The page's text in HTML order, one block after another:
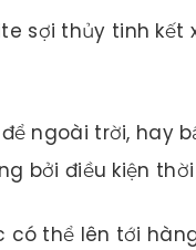
sợi thủy tinh kết
ngoài trời, hay
bởi điều kiện
có thể lên tới